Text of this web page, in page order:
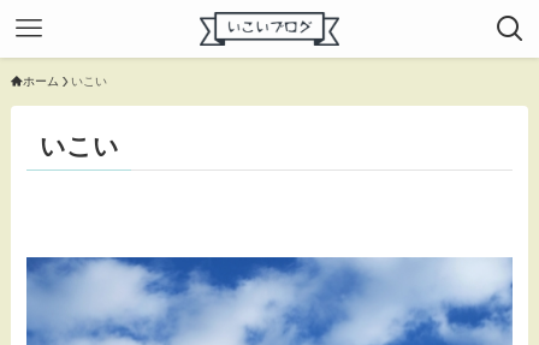
ホーム いこい
いこい